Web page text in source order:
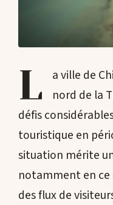
L
a ville de
nord de la
défis
touristique en
situation mérite
notamment en
des flux de